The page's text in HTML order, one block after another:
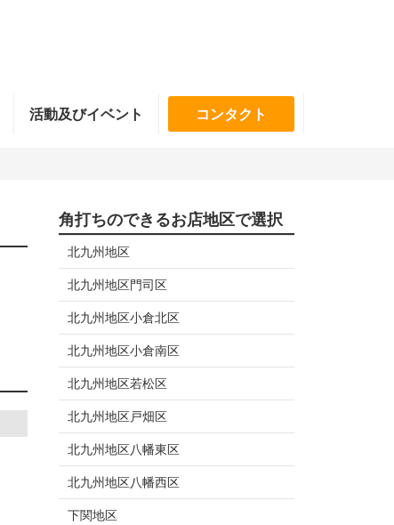
活動及びイベント コンタクト
角打ちのできるお店地区で選択
北九州地区
北九州地区門司区
北九州地区小倉北区
北九州地区小倉南区
北九州地区若松区
北九州地区戸畑区
北九州地区八幡東区
北九州地区八幡西区
下関地区